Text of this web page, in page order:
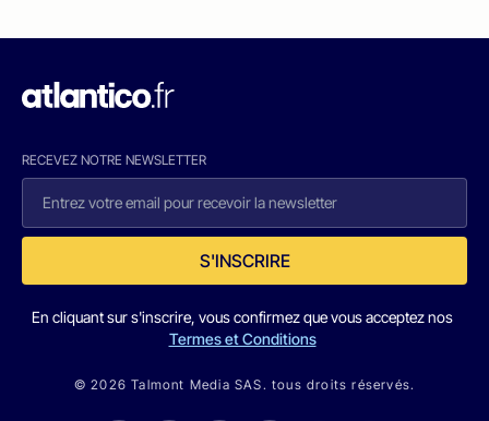
RECEVEZ NOTRE NEWSLETTER
S'INSCRIRE
En cliquant sur s'inscrire, vous confirmez que vous acceptez nos
Termes et Conditions
© 2026 Talmont Media SAS. tous droits réservés.